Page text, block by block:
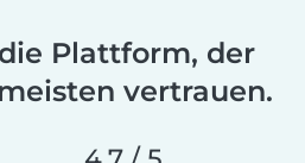
Plattform, der
vertrauen.